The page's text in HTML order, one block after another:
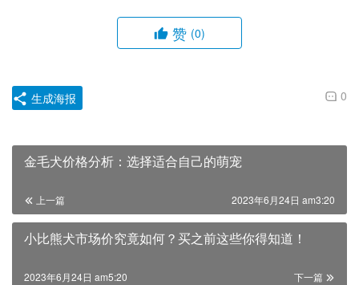
赞 (0)
0
生成海报
金毛犬价格分析：选择适合自己的萌宠
上一篇 2023年6月24日 am3:20
小比熊犬市场价究竟如何？买之前这些你得知道！
下一篇
2023年6月24日 am5:20